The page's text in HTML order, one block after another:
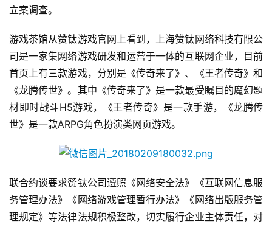
游
业
界
手
机
游
机
游
戏
立案调查。
游戏茶馆从赞钛游戏官网上看到，上海赞钛网络科技有限公
司是一家集网络游戏研发和运营于一体的互联网企业，目前
首页上有三款游戏，分别是《传奇来了》、《王者传奇》和
《龙腾传世》。其中《传奇来了》是一款最受瞩目的魔幻题
材即时战斗H5游戏，《王者传奇》是一款手游，《龙腾传
世》是一款ARPG角色扮演类网页游戏。
联合约谈要求赞钛公司遵照《网络安全法》《互联网信息服
务管理办法》《网络游戏管理暂行办法》《网络出版服务管
理规定》等法律法规积极整改，切实履行企业主体责任，对